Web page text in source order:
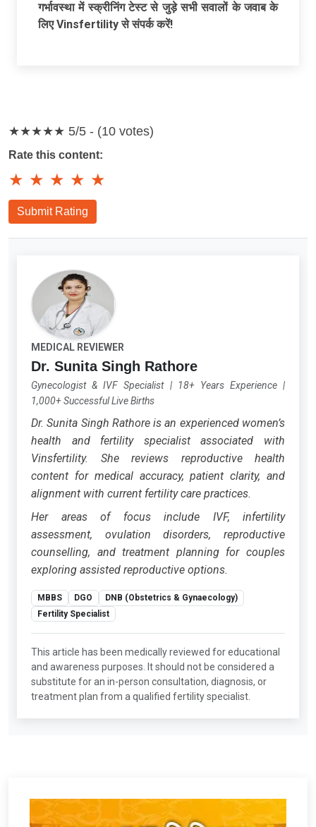
गर्भावस्था में स्क्रीनिंग टेस्ट से जुड़े सभी सवालों के जवाब के
लिएVinsfertilityसे संपर्क करें!
★★★★★ 5/5 - (10 votes)
Rate this content:
★ ★ ★ ★ ★
Submit Rating
MEDICAL REVIEWER
Dr. Sunita Singh Rathore
Gynecologist & IVF Specialist| 18+ Years Experience|
1,000+ Successful Live Births
Dr. Sunita Singh Rathore is an experienced women’s
health and fertility specialist associated with
Vinsfertility. She reviews reproductive health
content for medical accuracy, patient clarity, and
alignment with current fertility care practices.
Her areas of focus include IVF, infertility
assessment, ovulation disorders, reproductive
counselling, and treatment planning for couples
exploring assisted reproductive options.
MBBS DGO
DNB (Obstetrics & Gynaecology)
Fertility Specialist
This article has been medically reviewed for educational
and awareness purposes. It should not be considered a
substitute for an in-person consultation, diagnosis, or
treatment plan from a qualified fertility specialist.